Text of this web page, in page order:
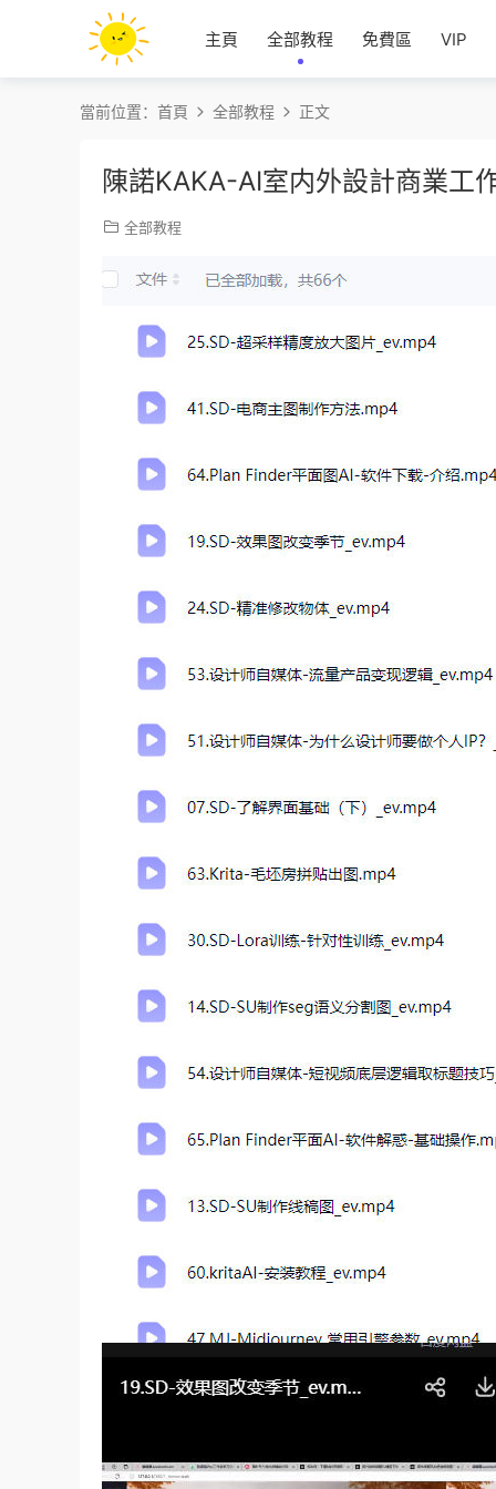
主頁 全部教程 免費區 VIP
當前位置： 首頁 全部教程 正文
陳諾KAKA-AI室内外設計商業工
全部教程